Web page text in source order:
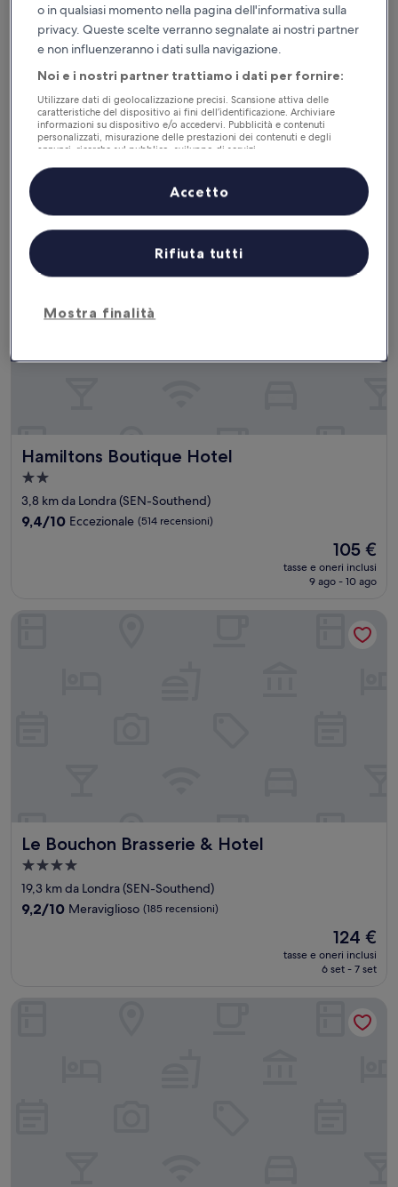
Seven Hotel
Seven Hotel
Struttura
4.0
stelle
3,8 km da Londra (SEN-Southend)
Eccellente,
(1.008
recensioni)
8,6/10 Eccellente (1.008 recensioni)
prezzo
attuale
118 €
tasse e oneri inclusi
31 ago - 1 set
Hamiltons Boutique Hotel
Hamiltons Boutique Hotel
Struttura
a
2.0
3,8 km da Londra (SEN-Southend)
9.4
9,4/10 Eccezionale (514 recensioni)
Il
prezzo
attuale
105 €
105 €
tasse e oneri inclusi
9 ago - 10 ago
Hamiltons Boutique Hotel
Le Bouchon Brasserie & Hotel
Le Bouchon Brasserie & Hotel
Struttura
a
4.0
stelle
19,3 km da Londra (SEN-Southend)
9.2
9,2/10 Meraviglioso (185 recensioni)
Il
prezzo
attuale
124 €
tasse e oneri inclusi
6 set - 7 set
The Six Bells
o in qualsiasi momento nella pagina dell'informativa sulla
privacy. Queste scelte verranno segnalate ai nostri partner
e non influenzeranno i dati sulla navigazione.
Noi e i nostri partner trattiamo i dati per fornire:
Utilizzare dati di geolocalizzazione precisi. Scansione attiva delle
caratteristiche del dispositivo ai fini dell’identificazione. Archiviare
informazioni su dispositivo e/o accedervi. Pubblicità e contenuti
personalizzati, misurazione delle prestazioni dei contenuti e degli
annunci, ricerche sul pubblico, sviluppo di servizi.
Elenco dei partner (fornitori)
Mostra finalità
Rifiuta tutti
Accetto